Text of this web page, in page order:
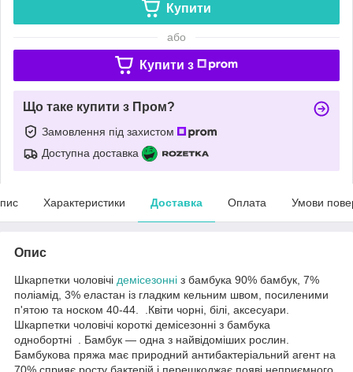
Купити
або
Купити з
Що таке купити з Пром?
Замовлення під захистом
Доступна доставка
Характеристики Доставка Оплата Умови
Опис
Шкарпетки чоловічі демісезонні з бамбука 90% бамбук, 7%
поліамід, 3% еластан із гладким кельним швом, посиленими
п'ятою та носком 40-44. .Квіти чорні, білі, аксесуари.
Шкарпетки чоловічі короткі демісезонні з бамбука
однобортні . Бамбук — одна з найвідоміших рослин.
Бамбукова пряжа має природний антибактеріальний агент на
70% сприяє росту бактерій і перешкоджає появі неприємного